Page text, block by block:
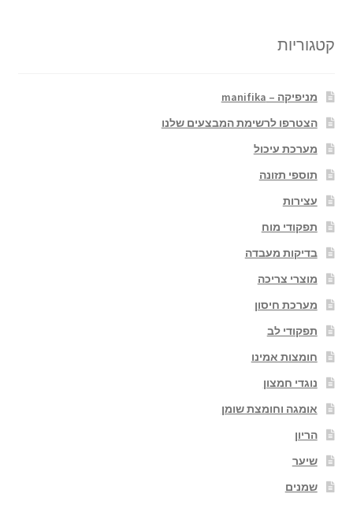
קטגוריות
מניפיקה – manifika
הצטרפו לרשימת המבצעים שלנו
מערכת עיכול
תוספי תזונה
עצירות
תפקודי מוח
בדיקות מעבדה
מוצרי צריכה
מערכת חיסון
תפקודי לב
חומצות אמינו
נוגדי חמצון
אומגה וחומצת שומן
הריון
שיער
שמנים